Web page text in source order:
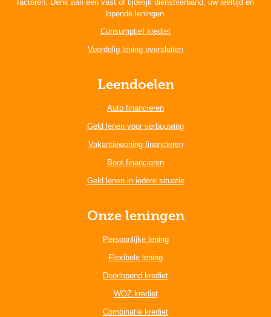
factoren. Denk aan een vast of tijdelijk dienstverband, uw leeftijd en
lopende leningen.
Consumptief krediet
Voordelig lening oversluiten
Leendoelen
Auto financieren
Geld lenen voor verbouwing
Vakantiewoning financieren
Boot financieren
Geld lenen in iedere situatie
Onze leningen
Persoonlijke lening
Flexibele lening
Doorlopend krediet
WOZ krediet
Combinatie krediet